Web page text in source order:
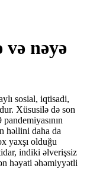
nəyə
sosial, iqtisadi,
Xüsusilə də son
həllini daha da
yaxşı olduğu
indiki əlverişsiz
həyati əhəmiyyətli